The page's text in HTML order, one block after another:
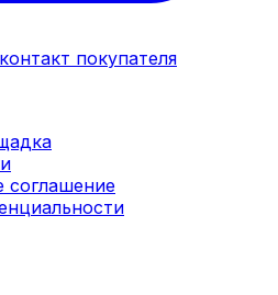
покупателя
соглашение